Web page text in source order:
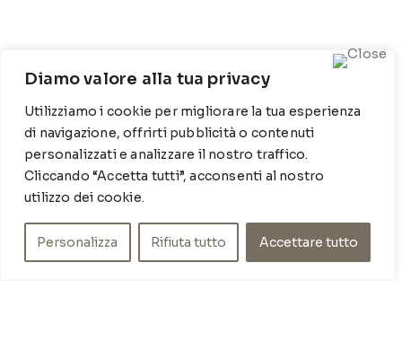
Diamo valore alla tua privacy
Utilizziamo i cookie per migliorare la tua esperienza
di navigazione, offrirti pubblicità o contenuti
personalizzati e analizzare il nostro traffico.
Cliccando “Accetta tutti”, acconsenti al nostro
utilizzo dei cookie.
Personalizza Rifiuta tutto Accettare tutto
CONTATTI
Contrada Locosantissimo 1316 - 70044 Polignano a
mare
: 080 917 78 89
WZ: 329 6510725
info@poishome.it
INFO